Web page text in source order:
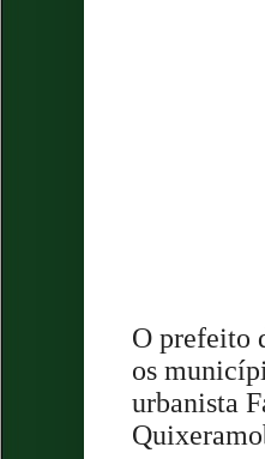
O prefeito
os
urbanista